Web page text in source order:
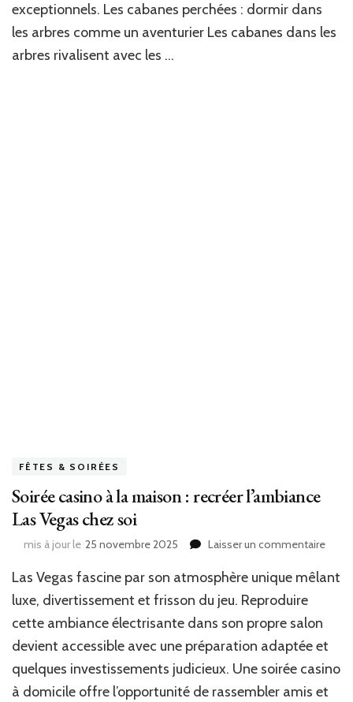
exceptionnels. Les cabanes perchées : dormir dans
les arbres comme un aventurier Les cabanes dans les
arbres rivalisent avec les …
FÊTES & SOIRÉES
Soirée casino à la maison : recréer l’ambiance
Las Vegas chez soi
mis à jour le 25 novembre 2025 Laisser un commentairesur
:
Las
Las Vegas fascine par son atmosphère unique mêlant
luxe, divertissement et frisson du jeu. Reproduire
cette ambiance électrisante dans son propre salon
devient accessible avec une préparation adaptée et
quelques investissements judicieux. Une soirée casino
à domicile offre l’opportunité de rassembler amis et